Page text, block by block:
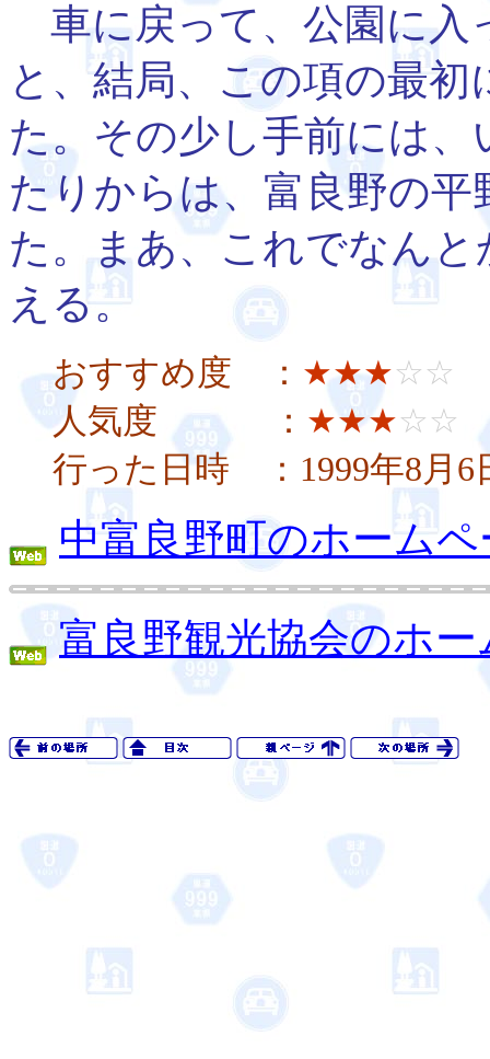
車に戻って、公園に入
と、結局、この項の最
た。その少し手前には
たりからは、富良野の
た。まあ、これでなん
える。
おすすめ度 ： ★★★☆☆
人気度 ： ★★★☆☆
行った日時 ：1999年8月
中富良野町のホームペ
富良野観光協会のホ